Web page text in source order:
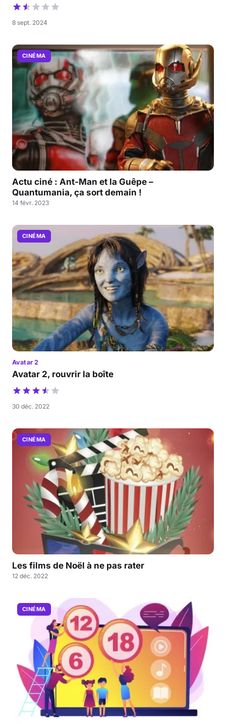
8 sept. 2024
CINÉMA
Actu ciné : Ant-Man et la Guêpe –
Quantumania, ça sort demain !
14 févr. 2023
CINÉMA
Avatar 2
Avatar 2, rouvrir la boîte
30 déc. 2022
CINÉMA
Les films de Noël à ne pas rater
12 déc. 2022
CINÉMA